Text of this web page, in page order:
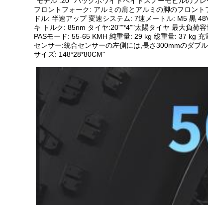
フロントフォーク: アルミの肩とアルミの脚のフロン
ドル: 半速アップ 変速システム: 7速メートル: M5 黒
キ トルク: 85nm タイヤ:20""*4""太陽タイヤ 最大負荷
PASモード: 55-65 KMH 純重量: 29 kg 総重量: 37 kg
センサー:統合センサーの左側には,長さ300mmのダブ
サイズ: 148*28*80CM"